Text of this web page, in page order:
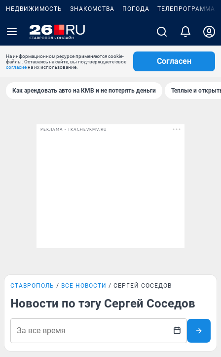
НЕДВИЖИМОСТЬ ЗНАКОМСТВА ПОГОДА ТЕЛЕПРОГРАММА
На информационном ресурсе применяются cookie-
файлы. Оставаясь на сайте, вы подтверждаете свое
согласиена их использование.
Согласен
Как арендовать авто на КМВ и не потерять деньги Теплые и
РЕКЛАМА • TKACHEVKMV.RU
СТАВРОПОЛЬ ВСЕ НОВОСТИ СЕРГЕЙ СОСЕДОВ
Новости по тэгу Сергей Соседов